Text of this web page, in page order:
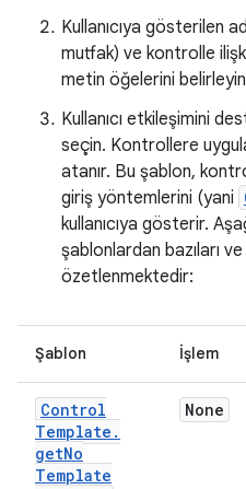
Kullanıcıya gösterilen
mutfak) ve kontrolle
metin öğelerini
Kullanıcı etkileşimini
seçin. Kontrollere
atanır. Bu şablon,
giriş yöntemlerini (yani
kullanıcıya gösterir.
şablonlardan bazıları
özetlenmektedir:
Şablon İşlem
Control
Template .
getNo
Template
None